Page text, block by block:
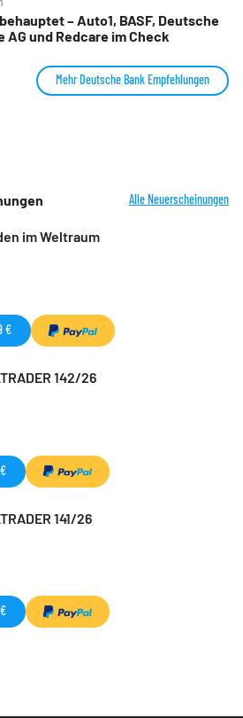
– Auto1, BASF, Deutsche
AG und Redcare im Check
Mehr Deutsche Bank Empfehlungen
Alle Neuerscheinungen
im Weltraum
€
142/26
141/26